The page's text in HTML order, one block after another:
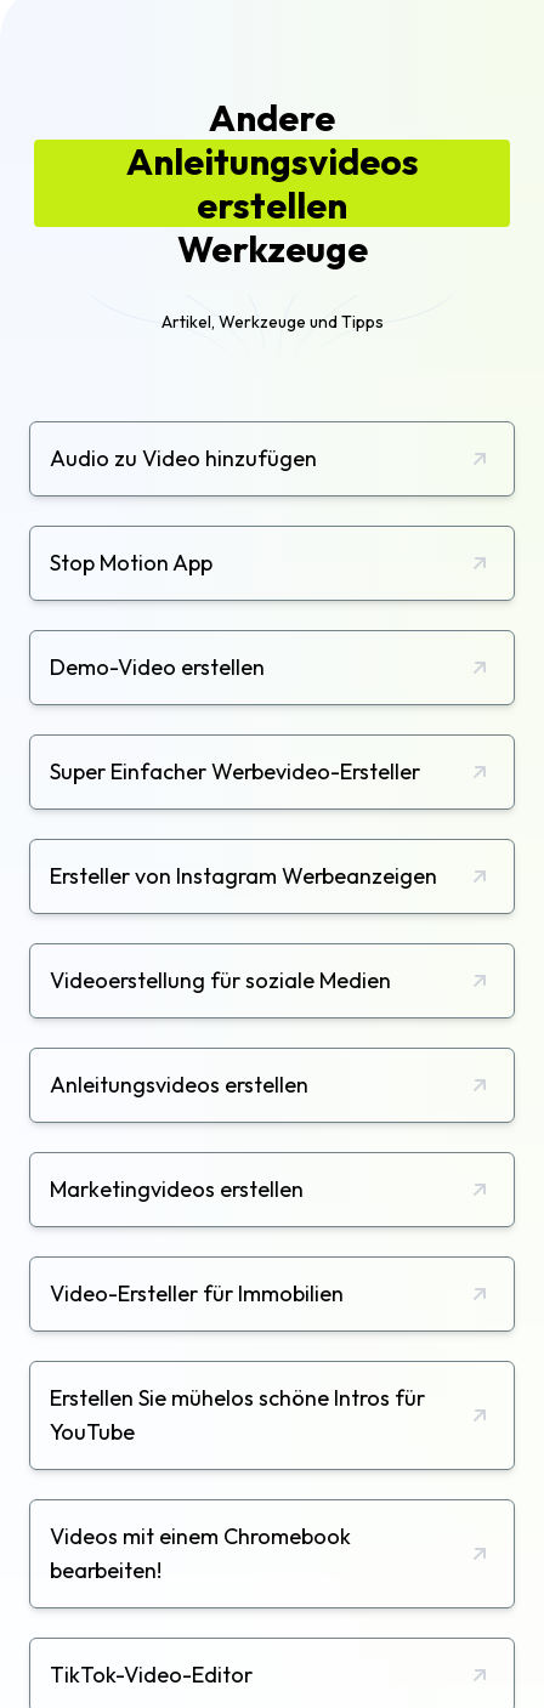
Andere
Anleitungsvideos
erstellen
Werkzeuge
Artikel, Werkzeuge und Tipps
Audio zu Video hinzufügen
Stop Motion App
Demo-Video erstellen
Super Einfacher Werbevideo-Ersteller
Ersteller von Instagram Werbeanzeigen
Videoerstellung für soziale Medien
Anleitungsvideos erstellen
Marketingvideos erstellen
Video-Ersteller für Immobilien
Erstellen Sie mühelos schöne Intros für
YouTube
Videos mit einem Chromebook
bearbeiten!
TikTok-Video-Editor